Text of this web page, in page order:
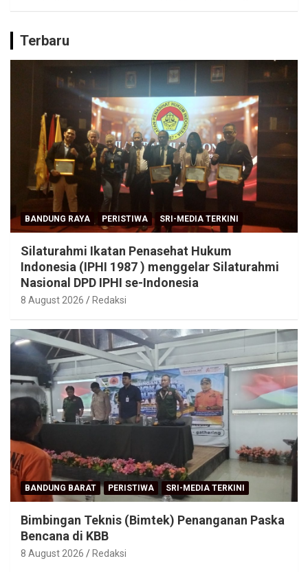
Terbaru
BANDUNG RAYA PERISTIWA SRI-MEDIA TERKINI
Silaturahmi Ikatan Penasehat Hukum
Indonesia (IPHI 1987 ) menggelar Silaturahmi
Nasional DPD IPHI se-Indonesia
8 August 2026 Redaksi
BANDUNG BARAT PERISTIWA SRI-MEDIA TERKINI
Bimbingan Teknis (Bimtek) Penanganan Paska
Bencana di KBB
8 August 2026 Redaksi